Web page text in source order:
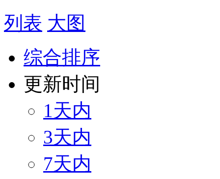
列表 大图
综合排序
更新时间
1天内
3天内
7天内